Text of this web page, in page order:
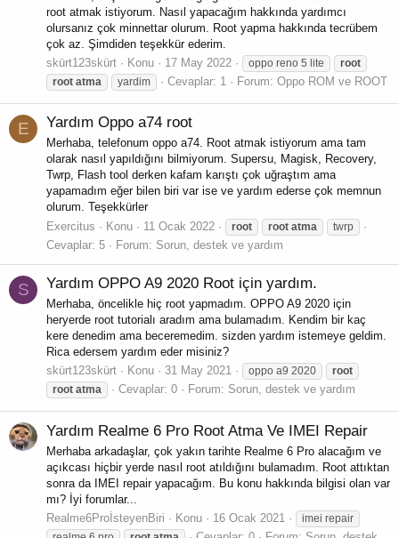
root atmak istiyorum. Nasıl yapacağım hakkında yardımcı
olursanız çok minnettar olurum. Root yapma hakkında tecrübem
çok az. Şimdiden teşekkür ederim.
skürt123skürt
Konu 17 May 2022 oppo reno 5 lite
root
root atma yardim Cevaplar: 1 Forum: Oppo ROM ve ROOT
E Yardım Oppo a74 root
Merhaba, telefonum oppo a74. Root atmak istiyorum ama tam
olarak nasıl yapıldığını bilmiyorum. Supersu, Magisk, Recovery,
Twrp, Flash tool derken kafam karıştı çok uğraştım ama
yapamadım eğer bilen biri var ise ve yardım ederse çok memnun
olurum. Teşekkürler
Exercitus
Konu 11 Ocak 2022 root root atma twrp
Cevaplar: 5 Forum: Sorun, destek ve yardım
S Yardım OPPO A9 2020 Root için yardım.
Merhaba, öncelikle hiç root yapmadım. OPPO A9 2020 için
heryerde root tutorialı aradım ama bulamadım. Kendim bir kaç
kere denedim ama beceremedim. sizden yardım istemeye geldim.
Rica edersem yardım eder misiniz?
skürt123skürt
Konu 31 May 2021 oppo a9 2020
root
root atma Cevaplar: 0 Forum: Sorun, destek ve yardım
Yardım Realme 6 Pro Root Atma Ve IMEI Repair
Merhaba arkadaşlar, çok yakın tarihte Realme 6 Pro alacağım ve
açıkcası hiçbir yerde nasıl root atıldığını bulamadım. Root attıktan
sonra da IMEI repair yapacağım. Bu konu hakkında bilgisi olan var
mı? İyi forumlar...
Realme6ProİsteyenBiri
Konu 16 Ocak 2021
imei repair